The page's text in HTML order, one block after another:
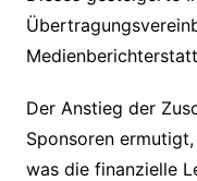
Der Anstieg der
Sponsoren
was die finanzielle